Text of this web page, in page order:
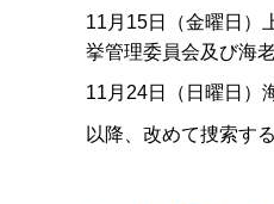
11月15日（金曜日）
挙管理委員会及び海
11月24日（日曜日）
以降、改めて捜索す